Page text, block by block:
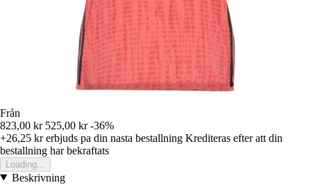
Från
823,00 kr 525,00 kr -36%
+26,25 krerbjuds pa din nasta bestallning Krediteras efter att din
bestallning har bekraftats
Loading...
Beskrivning